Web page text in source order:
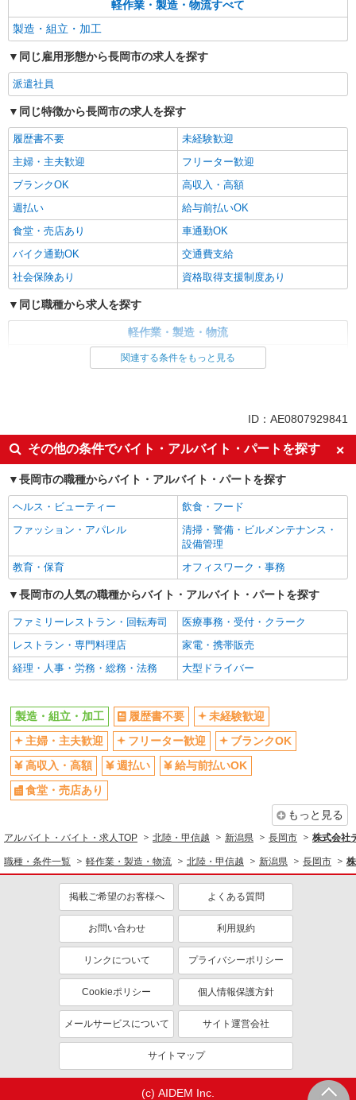
軽作業・製造・物流すべて
製造・組立・加工
同じ雇用形態から長岡市の求人を探す
派遣社員
同じ特徴から長岡市の求人を探す
履歴書不要
未経験歓迎
主婦・主夫歓迎
フリーター歓迎
ブランクOK
高収入・高額
週払い
給与前払いOK
食堂・売店あり
車通勤OK
バイク通勤OK
交通費支給
社会保険あり
資格取得支援制度あり
同じ職種から求人を探す
軽作業・製造・物流
交通費支給
社会保険あり
関連する条件をもっと見る
ID：AE0807929841
その他の条件でバイト・アルバイト・パートを探す
長岡市の職種からバイト・アルバイト・パートを探す
ヘルス・ビューティー
飲食・フード
ファッション・アパレル
清掃・警備・ビルメンテナンス・
設備管理
教育・保育
オフィスワーク・事務
長岡市の人気の職種からバイト・アルバイト・パートを探す
ファミリーレストラン・回転寿司
医療事務・受付・クラーク
レストラン・専門料理店
家電・携帯販売
経理・人事・労務・総務・法務
大型ドライバー
製造・組立・加工 履歴書不要
未経験歓迎
主婦・主夫歓迎
フリーター歓迎
ブランクOK
高収入・高額
週払い
給与前払いOK
食堂・売店あり
もっと見る
アルバイト・バイト・求人TOP 北陸・甲信越 新潟県 長岡市 株式会社
職種・条件一覧 軽作業・製造・物流 北陸・甲信越 新潟県 長岡市
掲載ご希望のお客様へ よくある質問
お問い合わせ 利用規約
リンクについて プライバシーポリシー
Cookieポリシー 個人情報保護方針
メールサービスについて サイト運営会社
サイトマップ
(c) AIDEM Inc.